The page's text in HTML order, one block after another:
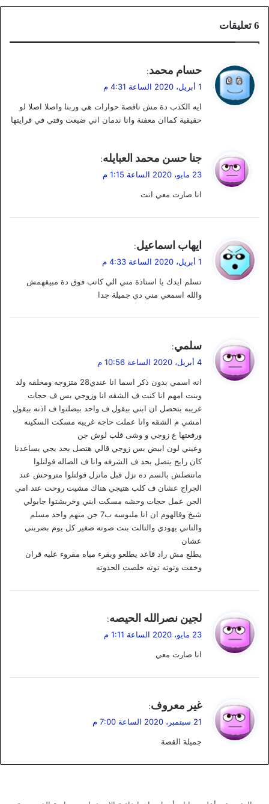
‫6 تعليقات
ي
ل
حسام محمد:
1 أبريل، 2020 الساعة 4:31 م
ايه الكذب دة مش ناقصة حوارات هي وربنا واصلا اصلا لو
حقيقية كماان معفنة وانا ندمان اني ضيعت وقتي في قرايتها
ي
ل
جنا حسن محمد العبايله:
23 مايو، 2020 الساعة 1:15 م
انا صارت معي انت
ي
ل
ايهاب اسماعيل:
1 أبريل، 2020 الساعة 4:33 م
تسلم ايدك يا استاذة مني الي كاتب فوق دة مبيفهمش
والله اسمعي مني دي جميلة جدا
ي
ل
سلمي:
4 أبريل، 2020 الساعة 10:56 م
انه اسمي بدون ذكر اسما انا عندي28 متزوجه ومخلفه ولد
وبنت امهم انا كنت ف الشقه انا وزوجي بس ف حجات
غريبه بتحصل ان ابني بيقول ف واحد بيصلتوا ف اذنه بيقول
امشي م الشقه وانا عملت حاجه غريبه مسكت السكينه
ورفعتها ع زوجي و وشى قلب لوش جن
وعيني لون ابيض بس زوجي قالي هتصل بحد يجي يساعدنا
كان رايح يتصل بحد ف الشرفه وانا ف الصاله قولتلوا
ماتتصلش بالسم ده نزل قبل مانزل قولتلوا متروحش عند
الجراج عشان ف كلب هتيجي هناك مشيت روحت عند امي
الجن عمل حجات وحشه مسكت ابني وخربشتوا جابولي
شيخ وقالهوم ان انا ملبوسه ب7 جن منهم واحد مسلم
والتاني يهودي والتالت بنت صوته صغير كل يوم بضربني
عشان
يطلع مش راد قاعد يطلعو ويقرء مياه مقروء عليه قران
وخفت وتوته توته خلصت الحدوته
ي
ل
لجين نصرالله الحيصه:
23 مايو، 2020 الساعة 1:11 م
انا صارت معي
ي
ل
غير معروف:
21 سبتمبر، 2020 الساعة 7:00 م
جميلة القصة